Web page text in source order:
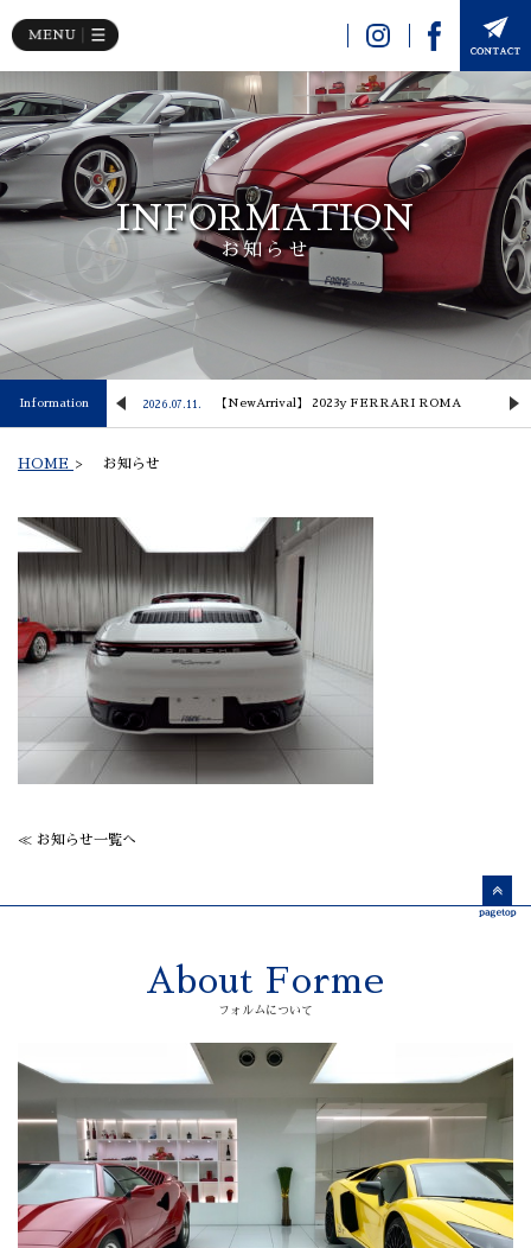
INFORMATION
お知らせ
Information
Lusso 2026.07.11. 【NewArrival】 2023y FERRARI ROMA
HOME > お知らせ
≪ お知らせ一覧へ
About Forme
フォルムについて